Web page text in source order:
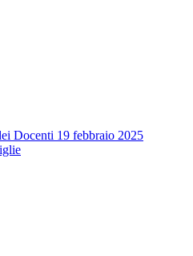
Docenti 19 febbraio 2025